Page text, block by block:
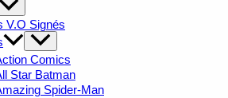
V.O Signés
Comics
Star Batman
Spider-Man